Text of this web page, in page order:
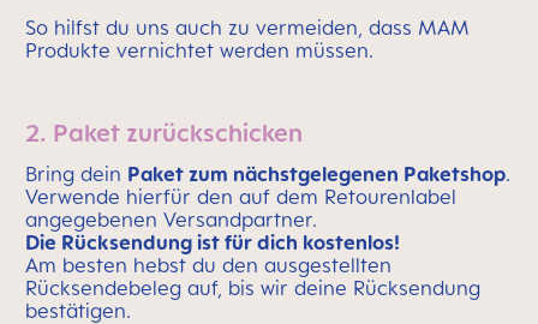
So hilfst du uns auch zu vermeiden, dass MAM
Produkte vernichtet werden müssen.
2. Paket zurückschicken
Bring dein Paket zum nächstgelegenen Paketshop.
Verwende hierfür den auf dem Retourenlabel
angegebenen Versandpartner.
Die Rücksendung ist für dich kostenlos!
Am besten hebst du den ausgestellten
Rücksendebeleg auf, bis wir deine Rücksendung
bestätigen.